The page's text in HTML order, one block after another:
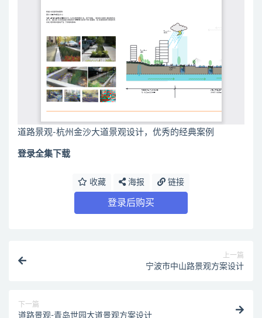
道路景观-杭州金沙大道景观设计，优秀的经典案例
登录全集下载
收藏 海报 链接
登录后购买
上一篇
宁波市中山路景观方案设计
下一篇
道路景观-青岛世园大道景观方案设计